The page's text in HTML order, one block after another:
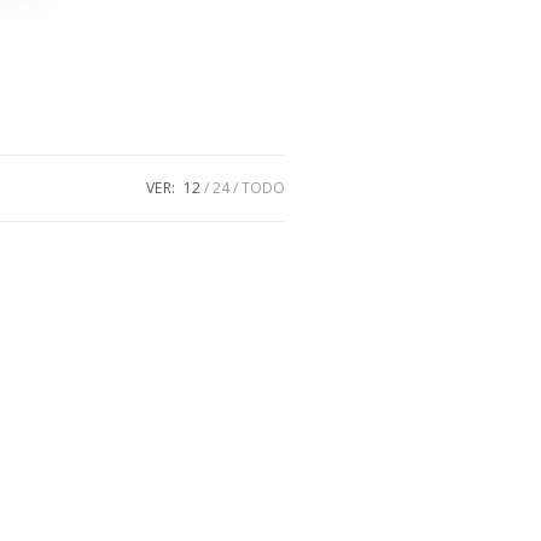
VER: 12 24 TODO